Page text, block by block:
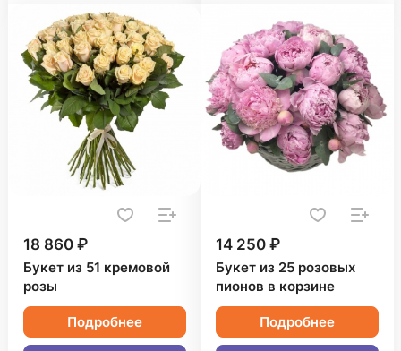
18 860 ₽
Букет из 51 кремовой
розы
Подробнее
14 250 ₽
Букет из 25 розовых
пионов в корзине
Подробнее